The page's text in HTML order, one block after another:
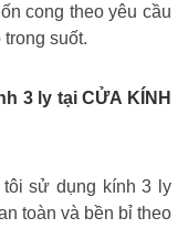
cong theo yêu cầu
suốt.
3 ly tại CỬA KÍNH
tôi sử dụng kính 3 ly
toàn và bền bỉ theo